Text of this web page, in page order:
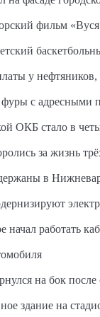
фильм
у нефтяников,
с адресными
ОКБ стало в
за жизнь
в
начал работать
на бок после
здание на